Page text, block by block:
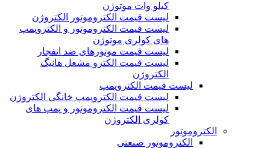
کیلو وات موتوژن
لیست قیمت الکتروموتور الکتروژن
لیست قیمت الکتروموتور و الکتروپمپ
های کولری موتوژن
لیست قیمت موتورهای ضد انفجار
لیست قیمت الکترو مشعل هانیگ
الکتروژن
لیست قیمت الکتروپمپ
لیست قیمت الکتروپمپ خانگی الکتروژن
لیست قیمت الکتروموتور و پمپ های
کولری الکتروژن
الکتروموتور
الکتروموتور صنعتی